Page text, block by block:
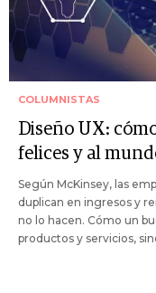
COLUMNISTAS
Diseño UX:
felices y al
Según McKinsey, las
duplican en ingresos y
no lo hacen. Cómo un
productos y servicios,